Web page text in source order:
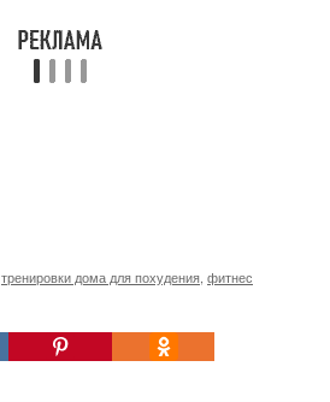
тренировки дома для похудения фитнес